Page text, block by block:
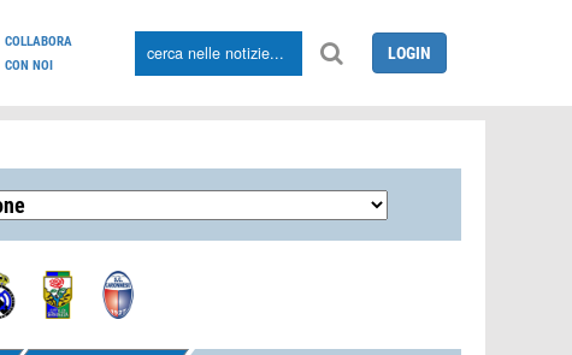
COLLABORA
CON NOI
LOGIN